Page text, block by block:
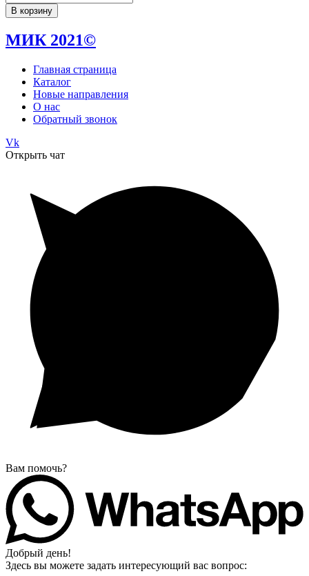
В корзину
МИК 2021©
Главная страница
Каталог
Новые направления
О нас
Обратный звонок
Vk
Открыть чат
Вам помочь?
Добрый день!
Здесь вы можете задать интересующий вас вопрос: